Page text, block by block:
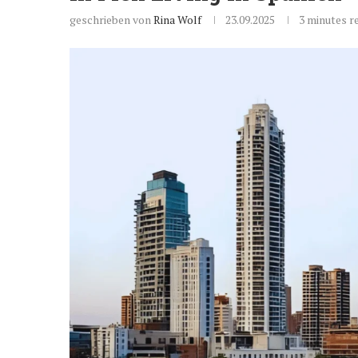
geschrieben vonRina Wolf 23.09.2025 3 minutes